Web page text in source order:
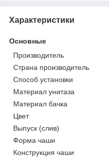
Характеристики
Основные
Производитель
Страна производитель
Способ установки
Материал унитаза
Материал бачка
Цвет
Выпуск (слив)
Форма чаши
Конструкция чаши